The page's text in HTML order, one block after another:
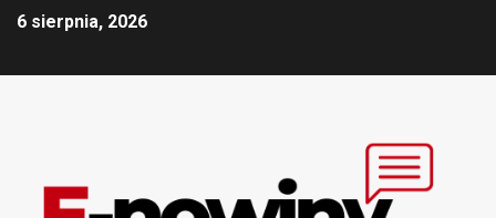
6 sierpnia, 2026